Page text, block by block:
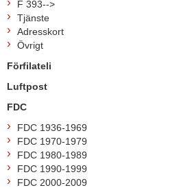
F 393-->
Tjänste
Adresskort
Övrigt
Förfilateli
Luftpost
FDC
FDC 1936-1969
FDC 1970-1979
FDC 1980-1989
FDC 1990-1999
FDC 2000-2009